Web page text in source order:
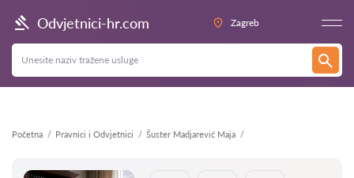
Odvjetnici-hr.com Zagreb
Početna Pravnici i Odvjetnici Šuster Madjarević Maja
Natrag